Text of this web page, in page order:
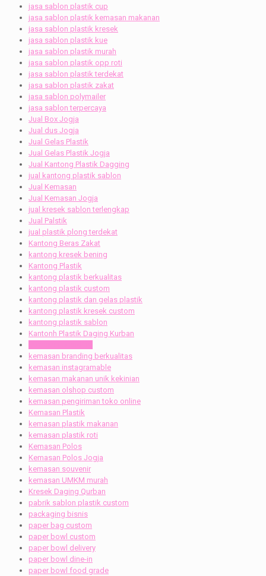
jasa sablon plastik cup
jasa sablon plastik kemasan makanan
jasa sablon plastik kresek
jasa sablon plastik kue
jasa sablon plastik murah
jasa sablon plastik opp roti
jasa sablon plastik terdekat
jasa sablon plastik zakat
jasa sablon polymailer
jasa sablon terpercaya
Jual Box Jogja
Jual dus Jogja
Jual Gelas Plastik
Jual Gelas Plastik Jogja
Jual Kantong Plastik Dagging
jual kantong plastik sablon
Jual Kemasan
Jual Kemasan Jogja
jual kresek sablon terlengkap
Jual Palstik
jual plastik plong terdekat
Kantong Beras Zakat
kantong kresek bening
Kantong Plastik
kantong plastik berkualitas
kantong plastik custom
kantong plastik dan gelas plastik
kantong plastik kresek custom
kantong plastik sablon
Kantonh Plastik Daging Kurban
kemasan branding berkualitas
kemasan instagramable
kemasan makanan unik kekinian
kemasan olshop custom
kemasan pengiriman toko online
Kemasan Plastik
kemasan plastik makanan
kemasan plastik roti
Kemasan Polos
Kemasan Polos Jogja
kemasan souvenir
kemasan UMKM murah
Kresek Daging Qurban
pabrik sablon plastik custom
packaging bisnis
paper bag custom
paper bowl custom
paper bowl delivery
paper bowl dine-in
paper bowl food grade